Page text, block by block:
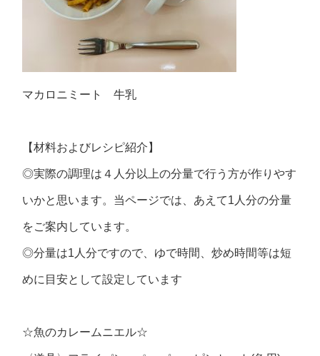
マカロニミート 牛乳
【材料およびレシピ紹介】
◎実際の調理は４人分以上の分量で行う方が作りやす
いかと思います。当ページでは、あえて1人分の分量
をご案内しています。
◎分量は1人分ですので、ゆで時間、炒め時間等は短
めに目安として設定しています
☆魚のカレームニエル☆